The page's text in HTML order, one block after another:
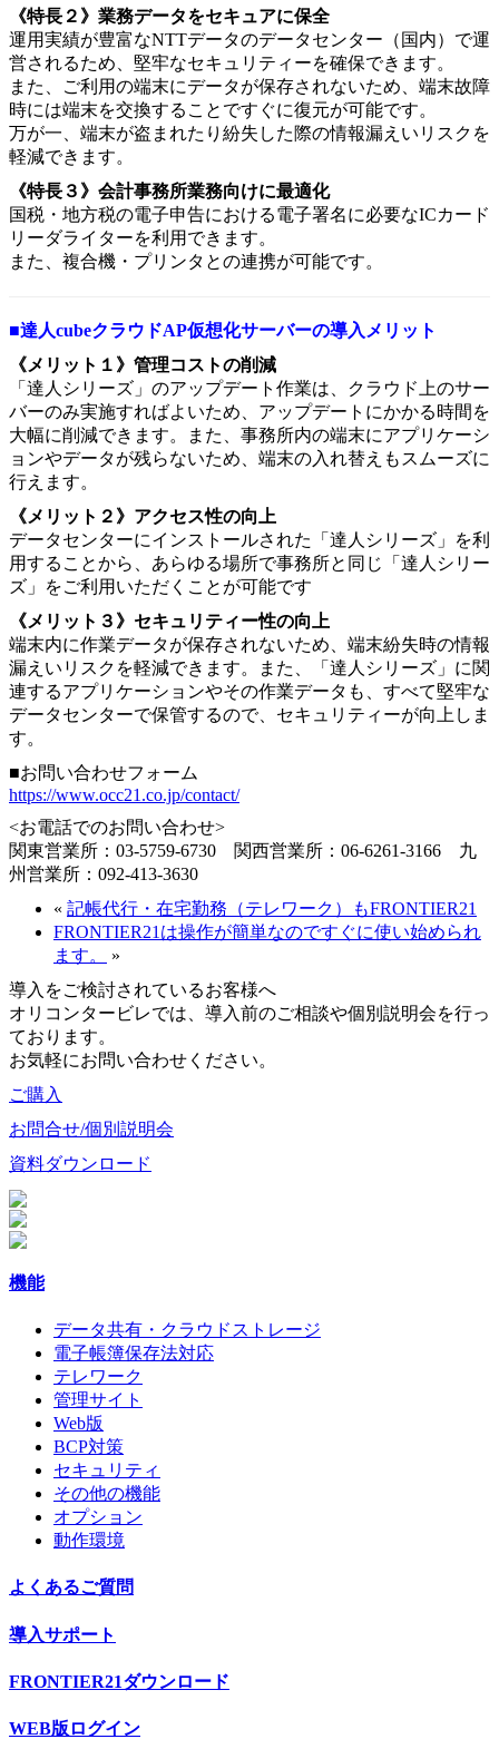
《特長２》業務データをセキュアに保全
運用実績が豊富なNTTデータのデータセンター（国内）で運
営されるため、堅牢なセキュリティーを確保できます。
また、ご利用の端末にデータが保存されないため、端末故障
時には端末を交換することですぐに復元が可能です。
万が一、端末が盗まれたり紛失した際の情報漏えいリスクを
軽減できます。
《特長３》会計事務所業務向けに最適化
国税・地方税の電子申告における電子署名に必要なICカード
リーダライターを利用できます。
また、複合機・プリンタとの連携が可能です。
■達人cubeクラウドAP仮想化サーバーの導入メリット
《メリット１》管理コストの削減
「達人シリーズ」のアップデート作業は、クラウド上のサー
バーのみ実施すればよいため、アップデートにかかる時間を
大幅に削減できます。また、事務所内の端末にアプリケーシ
ョンやデータが残らないため、端末の入れ替えもスムーズに
行えます。
《メリット２》アクセス性の向上
データセンターにインストールされた「達人シリーズ」を利
用することから、あらゆる場所で事務所と同じ「達人シリー
ズ」をご利用いただくことが可能です
《メリット３》セキュリティー性の向上
端末内に作業データが保存されないため、端末紛失時の情報
漏えいリスクを軽減できます。また、「達人シリーズ」に関
連するアプリケーションやその作業データも、すべて堅牢な
データセンターで保管するので、セキュリティーが向上しま
す。
■お問い合わせフォーム
https://www.occ21.co.jp/contact/
<お電話でのお問い合わせ>
関東営業所：03-5759-6730 関西営業所：06-6261-3166 九
州営業所：092-413-3630
« 記帳代行・在宅勤務（テレワーク）もFRONTIER21
FRONTIER21は操作が簡単なのですぐに使い始められ
ます。
»
導入をご検討されているお客様へ
オリコンタービレでは、導入前のご相談や個別説明会を行っ
ております。
お気軽にお問い合わせください。
ご購入
お問合せ/個別説明会
資料ダウンロード
機能
データ共有・クラウドストレージ
電子帳簿保存法対応
テレワーク
管理サイト
Web版
BCP対策
セキュリティ
その他の機能
オプション
動作環境
よくあるご質問
導入サポート
FRONTIER21ダウンロード
WEB版ログイン